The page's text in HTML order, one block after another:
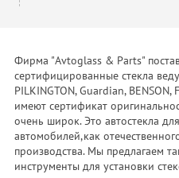
Фирма "Avtoglass & Parts"
сертифицированные стекла
PILKINGTON, Guardian, BENSON,
имеют сертификат
очень широк. Это автостекла
автомобилей,как
производства. Мы предлагаем
инструменты для установки